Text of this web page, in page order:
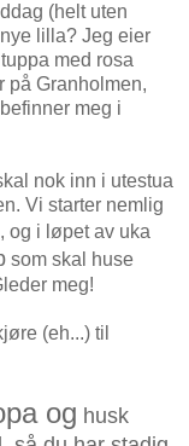
(helt uten
lilla? Jeg eier
med rosa
på Granholmen,
meg i
nok inn i utestua
Vi starter nemlig
og i løpet av uka
som skal huse
meg!
(eh...) til
og husk